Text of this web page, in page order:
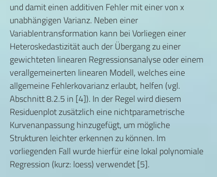
und damit einen additiven Fehler mit einer von x
unabhängigen Varianz. Neben einer
Variablentransformation kann bei Vorliegen einer
Heteroskedastizität auch der Übergang zu einer
gewichteten linearen Regressionsanalyse oder einem
verallgemeinerten linearen Modell, welches eine
allgemeine Fehlerkovarianz erlaubt, helfen (vgl.
Abschnitt 8.2.5 in [4]). In der Regel wird diesem
Residuenplot zusätzlich eine nichtparametrische
Kurvenanpassung hinzugefügt, um mögliche
Strukturen leichter erkennen zu können. Im
vorliegenden Fall wurde hierfür eine lokal polynomiale
Regression (kurz: loess) verwendet [5].